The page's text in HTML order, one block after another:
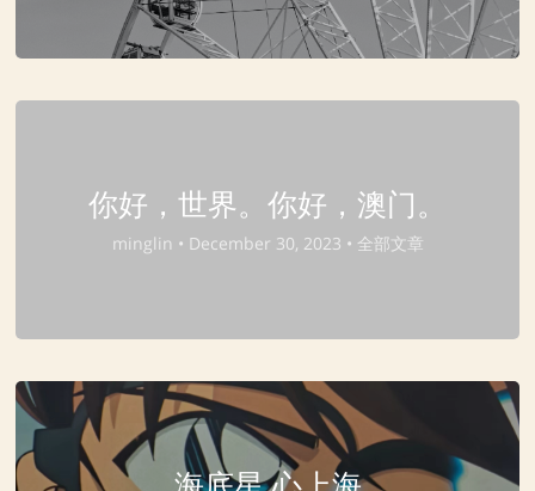
你好，世界。你好，澳门。
minglin • December 30, 2023 • 全部文章